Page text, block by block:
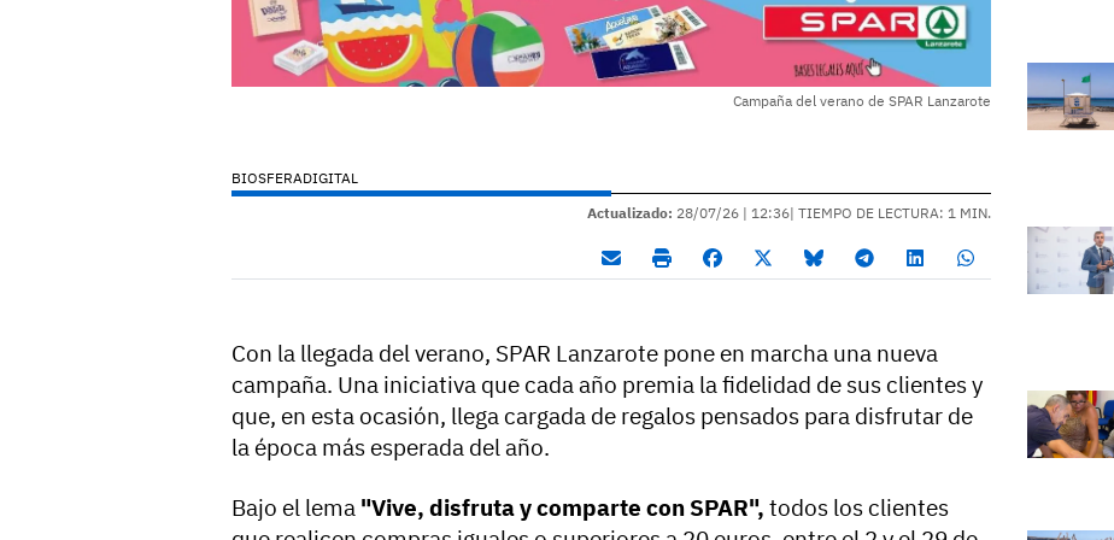
Campaña del verano de SPAR Lanzarote
BIOSFERADIGITAL
Actualizado: 28/07/26 | 12:36| TIEMPO DE LECTURA: 1 MIN.
Con la llegada del verano, SPAR Lanzarote pone en marcha una nueva
campaña. Una iniciativa que cada año premia la fidelidad de sus clientes y
que, en esta ocasión, llega cargada de regalos pensados para disfrutar de
la época más esperada del año.
Bajo el lema "Vive, disfruta y comparte con SPAR", todos los clientes